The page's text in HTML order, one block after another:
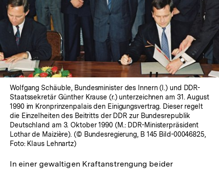
Wolfgang Schäuble, Bundesminister des Innern (l.) und DDR-
Staatssekretär Günther Krause (r.) unterzeichnen am 31. August
1990 im Kronprinzenpalais den Einigungsvertrag. Dieser regelt
die Einzelheiten des Beitritts der DDR zur Bundesrepublik
Deutschland am 3. Oktober 1990 (M.: DDR-Ministerpräsident
Lothar de Maizière). (© Bundesregierung, B 145 Bild-00046825,
Foto: Klaus Lehnartz)
In einer gewaltigen Kraftanstrengung beider